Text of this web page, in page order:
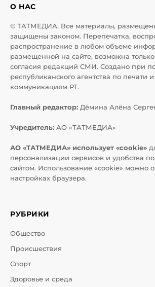
О НАС
© ТАТМЕДИА. Все материалы,
защищены законом. Перепечатка,
распространение в любом объеме
размещенной на сайте, возможна
согласия редакций СМИ. Создано при
республиканского агентства по печати
коммуникациям РТ.
Главный редактор: Дёмина Алёна
Учредитель: АО «ТАТМЕДИА»
АО «ТАТМЕДИА» использует «cookie»
персонализации сервисов и удобства
сайтом. Использование «cookie» можно
настройках браузера.
РУБРИКИ
Общество
Происшествия
Спорт
Здоровье и среда